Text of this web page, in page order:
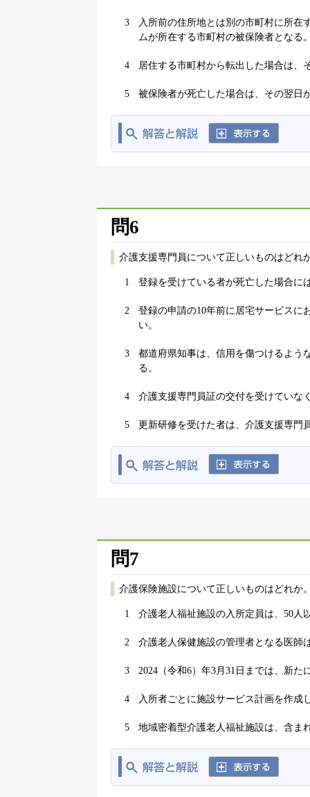
3
入所前の住所地とは別の市町村に所在
ムが所在する市町村の被保険者となる
4 居住する市町村から転出した場合は、
5 被保険者が死亡した場合は、その翌日
問6
介護支援専門員について正しいものはどれ
1 登録を受けている者が死亡した場合に
2
登録の申請の10年前に居宅サービスに
い。
3
都道府県知事は、信用を傷つけるよう
る。
4 介護支援専門員証の交付を受けていな
5 更新研修を受けた者は、介護支援専門
問7
介護保険施設について正しいものはどれか
1 介護老人福祉施設の入所定員は、50人
2 介護老人保健施設の管理者となる医師
3 2024（令和6）年3月31日までは、新
4 入所者ごとに施設サービス計画を作成
5 地域密着型介護老人福祉施設は、含ま